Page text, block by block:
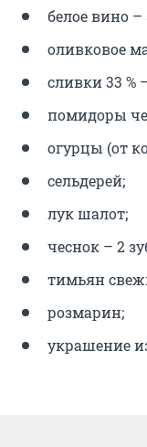
белое вино –
оливковое
сливки 33 %
помидоры
огурцы (от
сельдерей;
лук шалот;
чеснок – 2
тимьян
розмарин;
украшение